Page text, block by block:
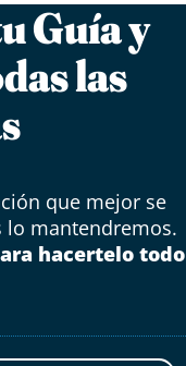
Guía y
las
que mejor se
lo mantendremos.
hacertelo todo